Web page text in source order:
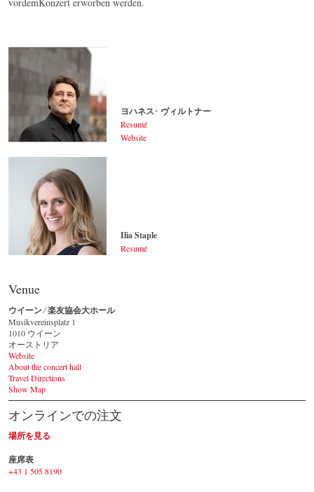
ヨハネス･ ヴィルトナー
Resumé
Website
Ilia Staple
Resumé
Venue
ウイーン ⁄ 楽友協会大ホール
Musikvereinsplatz 1
1010 ウイーン
オーストリア
Website
About the concert hall
Travel Directions
Show Map
オンラインでの注文
場所を見る
座席表
+43 1 505 8190